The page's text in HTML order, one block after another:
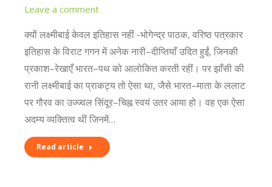
Leave a comment
क्यों लक्ष्मीबाई केवल इतिहास नहीं -भोगेन्द्र पाठक, वरिष्ठ पत्रकार
इतिहास के विराट गगन में अनेक नारी–दीप्तियाँ उदित हुईं, जिनकी
प्रकाश–रेखाएँ भारत–पथ को आलोकित करती रहीं। पर झाँसी की
रानी लक्ष्मीबाई का प्राकट्य तो ऐसा था, जैसे भारत–माता के ललाट
पर गौरव का उज्ज्वल सिंदूर–चिह्न स्वयं उतर आया हो। वह एक ऐसा
अदम्य व्यक्तित्व थीं जिनमें…
Read article